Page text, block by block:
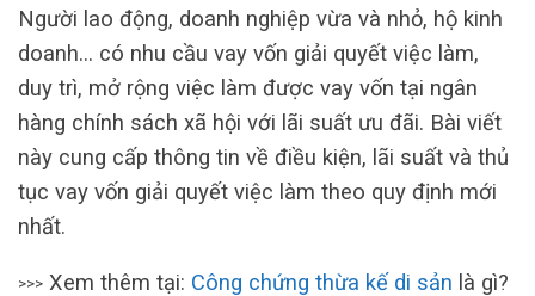
Người lao động, doanh nghiệp vừa và nhỏ, hộ kinh
doanh… có nhu cầu vay vốn giải quyết việc làm,
duy trì, mở rộng việc làm được vay vốn tại ngân
hàng chính sách xã hội với lãi suất ưu đãi. Bài viết
này cung cấp thông tin về điều kiện, lãi suất và thủ
tục vay vốn giải quyết việc làm theo quy định mới
nhất.
>>> Xem thêm tại: Công chứng thừa kế di sản là gì?